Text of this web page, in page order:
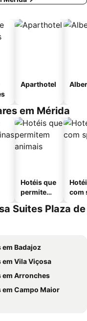
Aparthotel
em Mérida
Hotéis que
permitem
com
Suites Plaza de
em Badajoz
em Vila Viçosa
em Arronches
em Campo Maior